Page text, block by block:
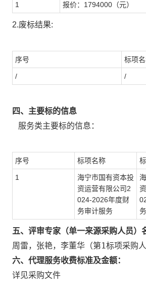
1 报价：1794000（元）
2.废标结果:
序号 标项
/ /
四、主要标的信息
服务类主要标的信息：
序号 标项名称
1
海宁市国有资本投
资运营有限公司2
024-2026年度财
务审计服务
五、评审专家（单一来源采购人员）
周雷，张艳，李董华（第1标项采购
六、代理服务收费标准及金额：
详见采购文件